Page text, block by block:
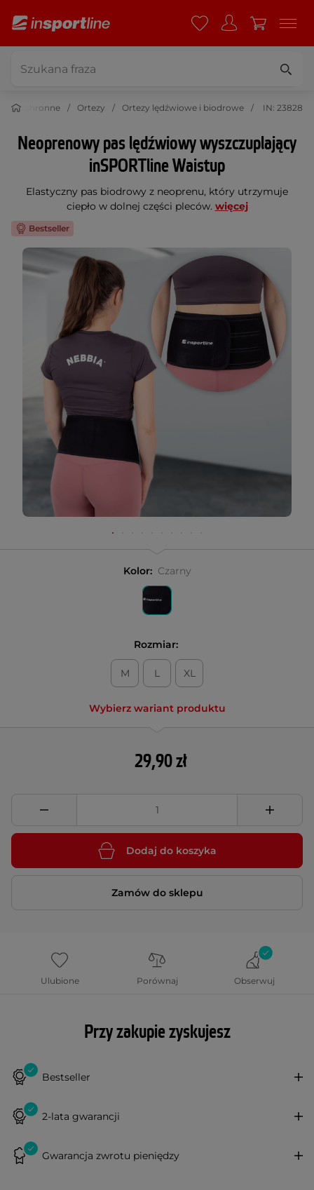
ochronne Ortezy Ortezy lędźwiowe i biodrowe IN: 23828
Neoprenowy pas lędźwiowy wyszczuplający
inSPORTline Waistup
Elastyczny pas biodrowy z neoprenu, który utrzymuje
ciepło w dolnej części pleców. więcej
Bestseller
Kolor: Czarny
Rozmiar:
M L XL
Wybierz wariant produktu
29,90 zł
Dodaj do koszyka
Zamów do sklepu
Ulubione Porównaj Obserwuj
Przy zakupie zyskujesz
Bestseller
2-lata gwarancji
Gwarancja zwrotu pieniędzy